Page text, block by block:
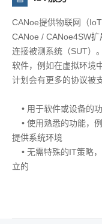
CANoe提供物联网（
CANoe / CANoe4SW
连接被测系统（SUT）
软件，例如在虚拟环境
计划会有更多的协议被
• 用于软件或设备的
• 使用熟悉的功能，
提供系统环境
• 无需特殊的IT策略
立的